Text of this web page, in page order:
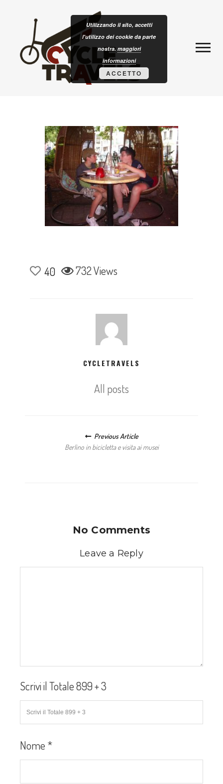
40 732 Views
CYCLETRAVELS
All posts
Previous Article
Berlino in bicicletta e visita ai musei
No Comments
Leave a Reply
Scrivi il Totale 899 + 3
Nome *
Utilizzando il sito, accetti
l'utilizzo dei cookie da parte
nostra. maggiori
informazioni
ACCETTO